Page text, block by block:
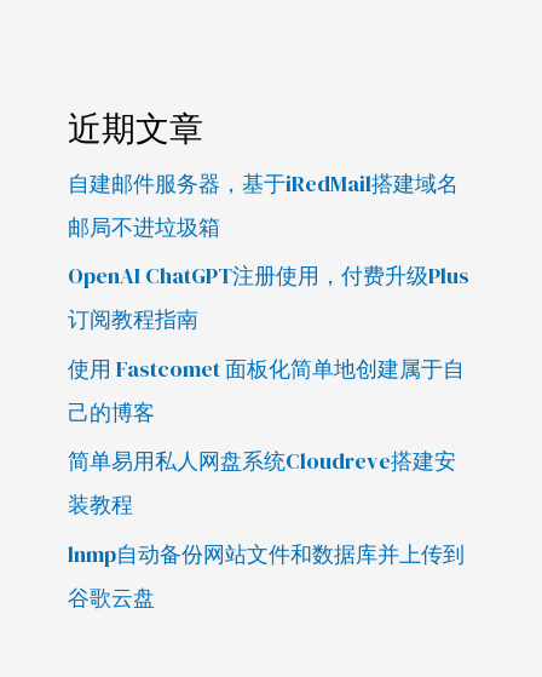
近期文章
自建邮件服务器，基于iRedMail搭建域名
邮局不进垃圾箱
OpenAI ChatGPT注册使用，付费升级Plus
订阅教程指南
使用 Fastcomet 面板化简单地创建属于自
己的博客
简单易用私人网盘系统Cloudreve搭建安
装教程
lnmp自动备份网站文件和数据库并上传到
谷歌云盘